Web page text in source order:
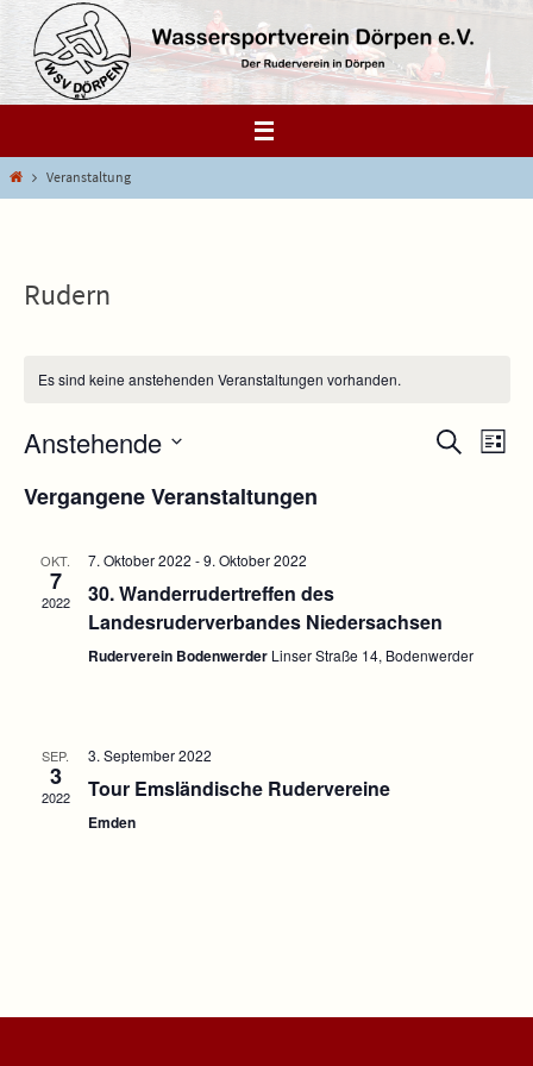
Zum
Inhalt
springen
StartVeranstaltung
Rudern
Es sind keine anstehenden Veranstaltungen vorhanden.
SucheListe
Anstehende
wählen.
Vergangene Veranstaltungen
OKT.
7
2022
7. Oktober 2022 -9. Oktober 2022
30. Wanderrudertreffen des
Landesruderverbandes Niedersachsen
Ruderverein Bodenwerder Linser Straße 14, Bodenwerder
SEP.
3
2022
3. September 2022
Tour Emsländische Rudervereine
Emden